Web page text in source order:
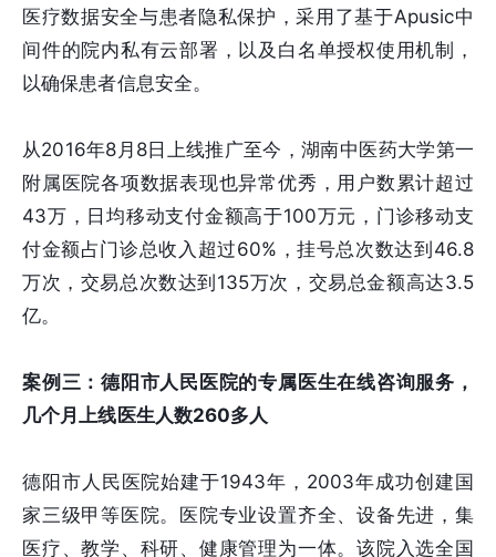
医疗数据安全与患者隐私保护，采用了基于Apusic中
间件的院内私有云部署，以及白名单授权使用机制，
以确保患者信息安全。
从2016年8月8日上线推广至今，湖南中医药大学第一
附属医院各项数据表现也异常优秀，用户数累计超过
43万，日均移动支付金额高于100万元，门诊移动支
付金额占门诊总收入超过60%，挂号总次数达到46.8
万次，交易总次数达到135万次，交易总金额高达3.5
亿。
案例三：德阳市人民医院的专属医生在线咨询服务，
几个月上线医生人数260多人
德阳市人民医院始建于1943年，2003年成功创建国
家三级甲等医院。医院专业设置齐全、设备先进，集
医疗、教学、科研、健康管理为一体。该院入选全国